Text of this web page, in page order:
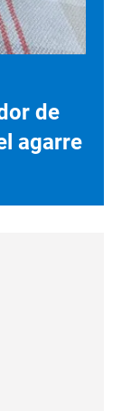
de
agarre